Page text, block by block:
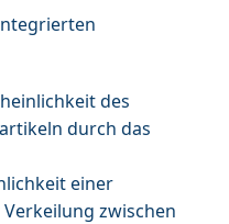
des
durch das
einer
zwischen